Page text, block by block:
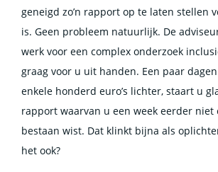
geneigd zo’n rapport op te laten stellen
is. Geen probleem natuurlijk. De
werk voor een complex onderzoek
graag voor u uit handen. Een paar
enkele honderd euro’s lichter, staart u
rapport waarvan u een week eerder niet
bestaan wist. Dat klinkt bijna als
het ook?